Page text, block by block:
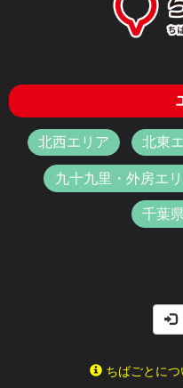
北西エリア 北東
九十九里・外房エ
千葉
ちばごとにつ